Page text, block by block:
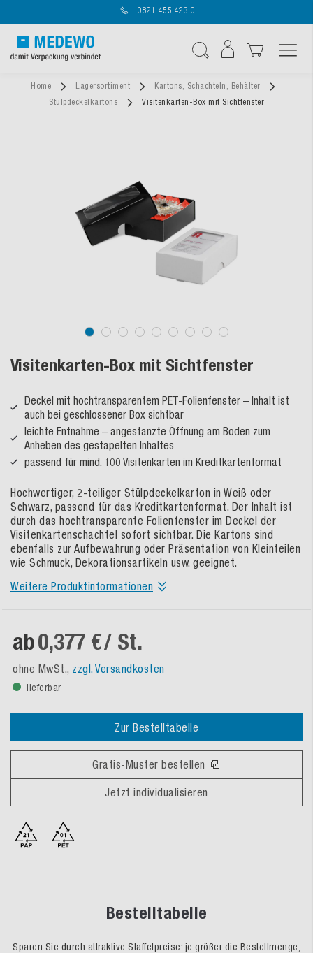
0821 455 423 0
Home Lagersortiment
Kartons, Schachteln, Behälter
Stülpdeckelkartons
Visitenkarten-Box mit Sichtfenster
Visitenkarten-Box mit Sichtfenster
Deckel mit hochtransparentem PET-Folienfenster – Inhalt ist
auch bei geschlossener Box sichtbar
leichte Entnahme – angestanzte Öffnung am Boden zum
Anheben des gestapelten Inhaltes
passend für mind. 100 Visitenkarten im Kreditkartenformat
Hochwertiger, 2-teiliger Stülpdeckelkarton in Weiß oder
Schwarz, passend für das Kreditkartenformat. Der Inhalt ist
durch das hochtransparente Folienfenster im Deckel der
Visitenkartenschachtel sofort sichtbar. Die Kartons sind
ebenfalls zur Aufbewahrung oder Präsentation von Kleinteilen
wie Schmuck, Dekorationsartikeln usw. geeignet.
Weitere Produktinformationen
ab0,377 €/ St.
ohne MwSt., zzgl. Versandkosten
lieferbar
Zur Bestelltabelle
Gratis-Muster bestellen
Jetzt individualisieren
Bestelltabelle
Sparen Sie durch attraktive Staffelpreise: je größer die Bestellmenge,